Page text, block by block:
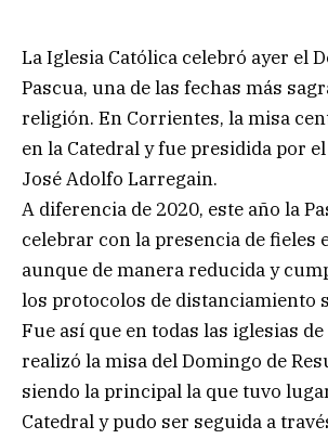
La Iglesia Católica celebró ayer el
Pascua, una de las fechas más
religión. En Corrientes, la misa
en la Catedral y fue presidida por
José Adolfo Larregain.
A diferencia de 2020, este año la
celebrar con la presencia de fieles
aunque de manera reducida y
los protocolos de distanciamiento
Fue así que en todas las iglesias
realizó la misa del Domingo de
siendo la principal la que tuvo
Catedral y pudo ser seguida a